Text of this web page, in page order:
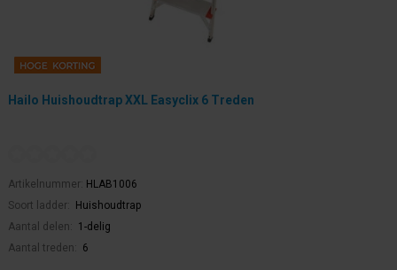
Hailo Huishoudtrap XXL Easyclix 6 Treden
Artikelnummer: HLAB1006
Soort ladder:
Huishoudtrap
Aantal delen:
1-delig
Aantal treden:
6